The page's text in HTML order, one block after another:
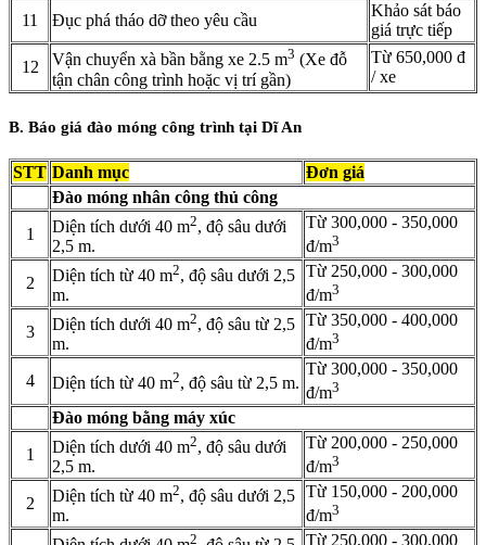
11
Đục phá tháo dỡ theo yêu cầu
Khảo sát báo
giá trực tiếp
12
Vận chuyển xà bần bằng xe 2.5 m3 (Xe đỗ
tận chân công trình hoặc vị trí gần)
Từ 650,000 đ
/ xe
B. Báo giá đào móng công trình tại Dĩ An
STT Danh mục
Đơn giá
Đào móng nhân công thủ công
1
Diện tích dưới 40 m2, độ sâu dưới
2,5 m.
Từ 300,000 - 350,000
đ/m3
2 Diện tích từ 40 m2, độ sâu dưới 2,5
m.
Từ 250,000 - 300,000
đ/m3
3 Diện tích dưới 40 m2, độ sâu từ 2,5
m.
Từ 350,000 - 400,000
đ/m3
4 Diện tích từ 40 m2, độ sâu từ 2,5 m.
Từ 300,000 - 350,000
đ/m3
Đào móng bằng máy xúc
1
Diện tích dưới 40 m2, độ sâu dưới
2,5 m.
Từ 200,000 - 250,000
đ/m3
2 Diện tích từ 40 m2, độ sâu dưới 2,5
m.
Từ 150,000 - 200,000
đ/m3
2 Từ 250,000 - 300,000